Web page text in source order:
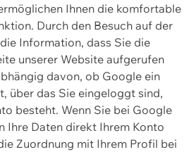
Ihnen die komfortable
Durch den Besuch auf der
Information, dass Sie die
unserer Website aufgerufen
davon, ob Google ein
über das Sie eingeloggt sind,
besteht. Wenn Sie bei Google
Ihre Daten direkt Ihrem Konto
Zuordnung mit Ihrem Profil bei